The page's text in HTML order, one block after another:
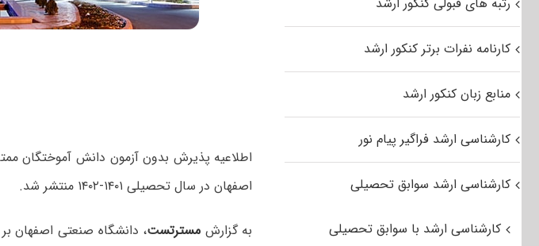
اطلاعیه پذیرش بدون آزمون دانش آموختگان
اصفهان در سال تحصیلی ۱۴۰۱-۱۴۰۲ منتشر شد.
به گزارش مسترتست، دانشگاه صنعتی اصفهان
کارنامه نفرات برتر کنکور ارشد
منابع زبان کنکور ارشد
کارشناسی ارشد فراگیر پیام نور
کارشناسی ارشد سوابق تحصیلی
کارشناسی ارشد با سوابق تحصیلی